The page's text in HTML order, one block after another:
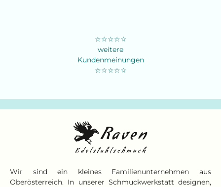
☆☆☆☆☆
weitere
Kundenmeinungen
☆☆☆☆☆
Wir sind ein kleines Familienunternehmen aus
Oberösterreich. In unserer Schmuckwerkstatt designen,